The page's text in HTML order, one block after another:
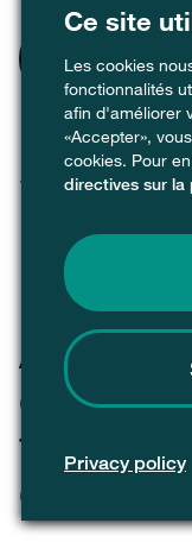
Vous
les
.
Ce site
Les cookies
fonctionnalités
afin d'améliorer
«Accepter»,
cookies. Pour
directives sur la
Privacy policy